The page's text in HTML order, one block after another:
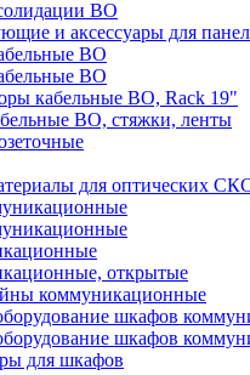
ВО
и аксессуары для
ВО
ВО
кабельные ВО, Rack 19"
ВО, стяжки, ленты
для оптических
открытые
коммуникационные
шкафов
шкафов
для шкафов